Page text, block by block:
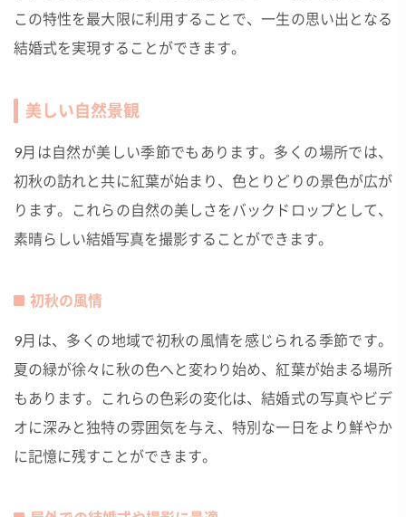
この特性を最大限に利用することで、一生の思い出となる
結婚式を実現することができます。
美しい自然景観
9月は自然が美しい季節でもあります。多くの場所では、
初秋の訪れと共に紅葉が始まり、色とりどりの景色が広が
ります。これらの自然の美しさをバックドロップとして、
素晴らしい結婚写真を撮影することができます。
初秋の風情
9月は、多くの地域で初秋の風情を感じられる季節です。
夏の緑が徐々に秋の色へと変わり始め、紅葉が始まる場所
もあります。これらの色彩の変化は、結婚式の写真やビデ
オに深みと独特の雰囲気を与え、特別な一日をより鮮やか
に記憶に残すことができます。